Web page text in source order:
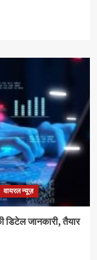
वायरल न्यूज़
डिटेल जानकारी, तैयार